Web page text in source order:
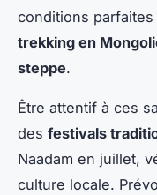
conditions
trekking en
steppe.
Être attentif à ces
des festivals
Naadam en juillet,
culture locale.